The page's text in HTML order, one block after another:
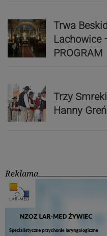
Trwa
Lachowice
PROGRAM
Trzy
Hanny Greń
Reklama